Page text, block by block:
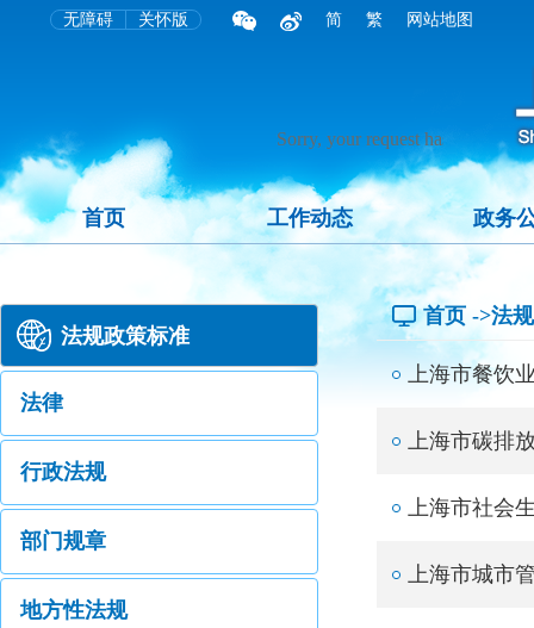
无障碍 关怀版 简 繁 网站地图
首页 工作动态 政务
法规政策标准
法律
行政法规
部门规章
地方性法规
首页 ->法
上海市餐饮
上海市碳排
上海市社会
上海市城市